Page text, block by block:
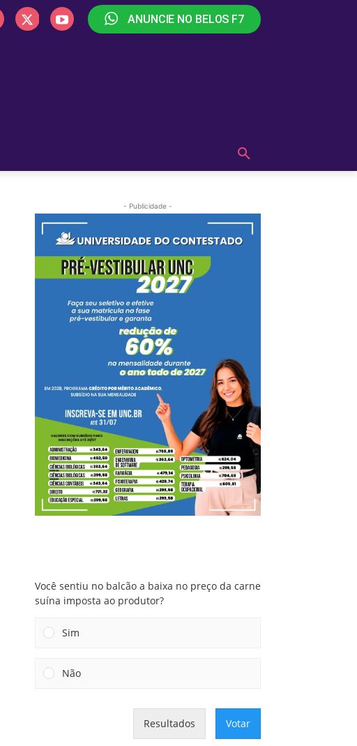
ANUNCIE NO BELOS F7
- Publicidade -
Você sentiu no balcão a baixa no preço da carne
suína imposta ao produtor?
Sim
Não
Resultados Votar